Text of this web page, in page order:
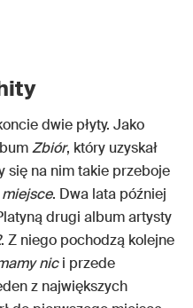
dwie płyty. Jako
Zbiór, który uzyskał
się na nim takie przeboje
miejsce. Dwa lata później
drugi album artysty
. Z niego pochodzą kolejne
nici przede
z największych